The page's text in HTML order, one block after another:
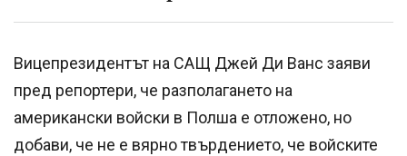
Вицепрезидентът на САЩ Джей Ди Ванс заяви
пред репортери, че разполагането на
американски войски в Полша е отложено, но
добави, че не е вярно твърдението, че войските